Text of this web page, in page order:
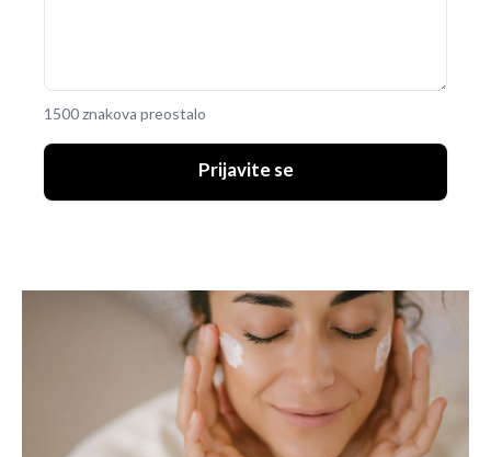
1500 znakova preostalo
Prijavite se